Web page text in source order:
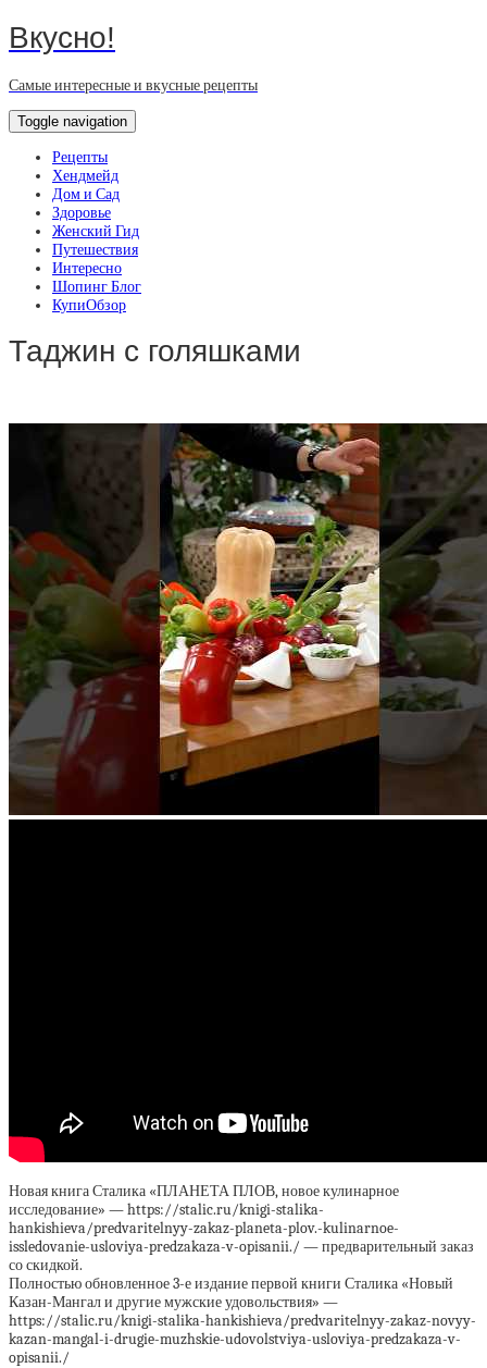
Вкусно!
Самые интересные и вкусные рецепты
Toggle navigation
Рецепты
Хендмейд
Дом и Сад
Здоровье
Женский Гид
Путешествия
Интересно
Шопинг Блог
КупиОбзор
Таджин с голяшками
Новая книга Сталика «ПЛАНЕТА ПЛОВ, новое кулинарное
исследование» — https://stalic.ru/knigi-stalika-
hankishieva/predvaritelnyy-zakaz-planeta-plov.-kulinarnoe-
issledovanie-usloviya-predzakaza-v-opisanii./ — предварительный заказ
со скидкой.
Полностью обновленное 3-е издание первой книги Сталика «Новый
Казан-Мангал и другие мужские удовольствия» —
https://stalic.ru/knigi-stalika-hankishieva/predvaritelnyy-zakaz-novyy-
kazan-mangal-i-drugie-muzhskie-udovolstviya-usloviya-predzakaza-v-
opisanii./